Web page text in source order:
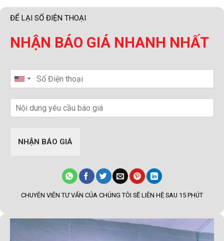
ĐỂ LẠI SỐ ĐIỆN THOẠI
NHẬN BÁO GIÁ NHANH NHẤT
NHẬN BÁO GIÁ
CHUYÊN VIÊN TƯ VẤN CỦA CHÚNG TÔI SẼ LIÊN HỆ SAU 15 PHÚT